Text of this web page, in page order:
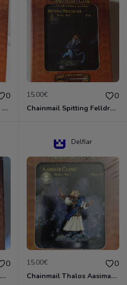
0
Chainmail Gnoll Warrior Dungeons & Dragons
15.00€ 0
Chainmail Spitting Felldrake
0
Chainmail Human Death Cleric
Delfiar
15.00€ 0
Chainmail Thalos Aasimar Cleric